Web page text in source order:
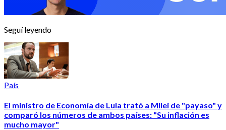
Seguí leyendo
País
El ministro de Economía de Lula trató a Milei de "payaso" y
comparó los números de ambos países: "Su inflación es
mucho mayor"